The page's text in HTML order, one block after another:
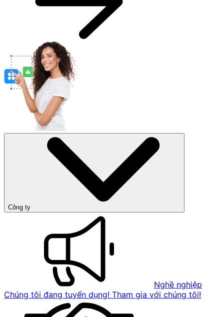
Công ty
Nghề nghiệp
Chúng tôi đang tuyển dụng! Tham gia với chúng tôi!